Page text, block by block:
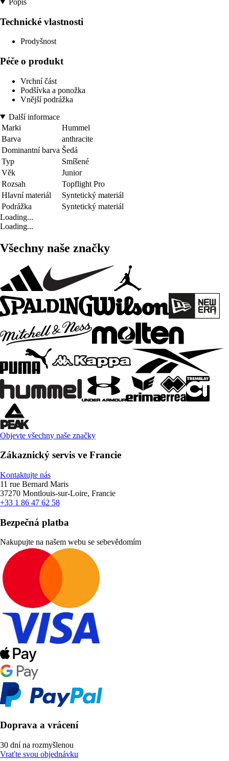
Technické vlastnosti
Prodyšnost
Péče o produkt
Vrchní část
Podšívka a ponožka
Vnější podrážka
Další informace
Marki
Hummel
Barva
anthracite
Dominantní barva Šedá
Typ
Smíšené
Věk
Junior
Rozsah
Topflight Pro
Hlavní materiál
Syntetický materiál
Podrážka
Syntetický materiál
Loading...
Loading...
Všechny naše značky
Objevte všechny naše značky
Zákaznický servis ve Francie
Kontaktujte nás
11 rue Bernard Maris
37270 Montlouis-sur-Loire, Francie
+33 1 86 47 62 58
Bezpečná platba
Nakupujte na našem webu se sebevědomím
Doprava a vrácení
30 dní na rozmyšlenou
Vraťte svou objednávku